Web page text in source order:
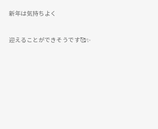
新年は気持ちよく
迎えることができそうです🥰✨